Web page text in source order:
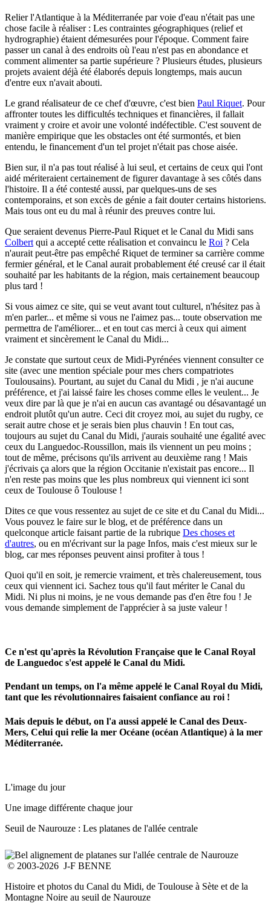
Relier l'Atlantique à la Méditerranée par voie d'eau n'était pas une
chose facile à réaliser : Les contraintes géographiques (relief et
hydrographie) étaient démesurées pour l'époque. Comment faire
passer un canal à des endroits où l'eau n'est pas en abondance et
comment alimenter sa partie supérieure ? Plusieurs études, plusieurs
projets avaient déjà été élaborés depuis longtemps, mais aucun
d'entre eux n'avait abouti.
Le grand réalisateur de ce chef d'œuvre, c'est bien Paul Riquet. Pour
affronter toutes les difficultés techniques et financières, il fallait
vraiment y croire et avoir une volonté indéfectible. C'est souvent de
manière empirique que les obstacles ont été surmontés, et bien
entendu, le financement d'un tel projet n'était pas chose aisée.
Bien sur, il n'a pas tout réalisé à lui seul, et certains de ceux qui l'ont
aidé mériteraient certainement de figurer davantage à ses côtés dans
l'histoire. Il a été contesté aussi, par quelques-uns de ses
contemporains, et son excès de génie a fait douter certains historiens.
Mais tous ont eu du mal à réunir des preuves contre lui.
Que seraient devenus Pierre-Paul Riquet et le Canal du Midi sans
Colbert qui a accepté cette réalisation et convaincu le Roi ? Cela
n'aurait peut-être pas empêché Riquet de terminer sa carrière comme
fermier général, et le Canal aurait probablement été creusé car il était
souhaité par les habitants de la région, mais certainement beaucoup
plus tard !
Si vous aimez ce site, qui se veut avant tout culturel, n'hésitez pas à
m'en parler... et même si vous ne l'aimez pas... toute observation me
permettra de l'améliorer... et en tout cas merci à ceux qui aiment
vraiment et sincèrement le Canal du Midi...
Je constate que surtout ceux de Midi-Pyrénées viennent consulter ce
site (avec une mention spéciale pour mes chers compatriotes
Toulousains). Pourtant, au sujet du Canal du Midi , je n'ai aucune
préférence, et j'ai laissé faire les choses comme elles le veulent... Je
veux dire par là que je n'ai en aucun cas avantagé ou désavantagé un
endroit plutôt qu'un autre. Ceci dit croyez moi, au sujet du rugby, ce
serait autre chose et je serais bien plus chauvin ! En tout cas,
toujours au sujet du Canal du Midi, j'aurais souhaité une égalité avec
ceux du Languedoc-Roussillon, mais ils viennent un peu moins ;
tout de même, précisons qu'ils arrivent au deuxième rang ! Mais
j'écrivais ça alors que la région Occitanie n'existait pas encore... Il
n'en reste pas moins que les plus nombreux qui viennent ici sont
ceux de Toulouse ô Toulouse !
Dites ce que vous ressentez au sujet de ce site et du Canal du Midi...
Vous pouvez le faire sur le blog, et de préférence dans un
quelconque article faisant partie de la rubrique Des choses et
d'autres, ou en m'écrivant sur la page Infos, mais c'est mieux sur le
blog, car mes réponses peuvent ainsi profiter à tous !
Quoi qu'il en soit, je remercie vraiment, et très chalereusement, tous
ceux qui viennent ici. Sachez tous qu'il faut mériter le Canal du
Midi. Ni plus ni moins, je ne vous demande pas d'en être fou ! Je
vous demande simplement de l'apprécier à sa juste valeur !
Ce n'est qu'après la Révolution Française que le Canal Royal
de Languedoc s'est appelé le Canal du Midi.
Pendant un temps, on l'a même appelé le Canal Royal du Midi,
tant que les révolutionnaires faisaient confiance au roi !
Mais depuis le début, on l'a aussi appelé le Canal des Deux-
Mers, Celui qui relie la mer Océane (océan Atlantique) à la mer
Méditerranée.
L'image du jour
Une image différente chaque jour
Seuil de Naurouze : Les platanes de l'allée centrale
© 2003-2026 J-F BENNE
Histoire et photos du Canal du Midi, de Toulouse à Sète et de la
Montagne Noire au seuil de Naurouze